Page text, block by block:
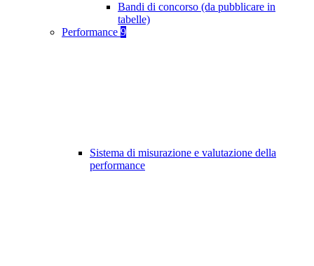
Bandi di concorso (da pubblicare in
tabelle)
Performance 9
Sistema di misurazione e valutazione della
performance